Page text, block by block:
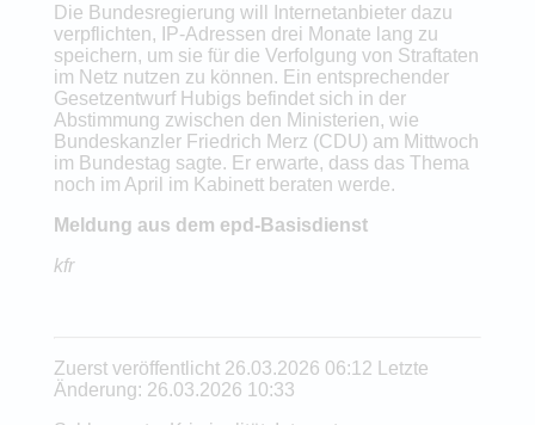
Die Bundesregierung will Internetanbieter dazu
verpflichten, IP-Adressen drei Monate lang zu
speichern, um sie für die Verfolgung von Straftaten
im Netz nutzen zu können. Ein entsprechender
Gesetzentwurf Hubigs befindet sich in der
Abstimmung zwischen den Ministerien, wie
Bundeskanzler Friedrich Merz (CDU) am Mittwoch
im Bundestag sagte. Er erwarte, dass das Thema
noch im April im Kabinett beraten werde.
Meldung aus dem epd-Basisdienst
kfr
Zuerst veröffentlicht 26.03.2026 06:12 Letzte
Änderung: 26.03.2026 10:33